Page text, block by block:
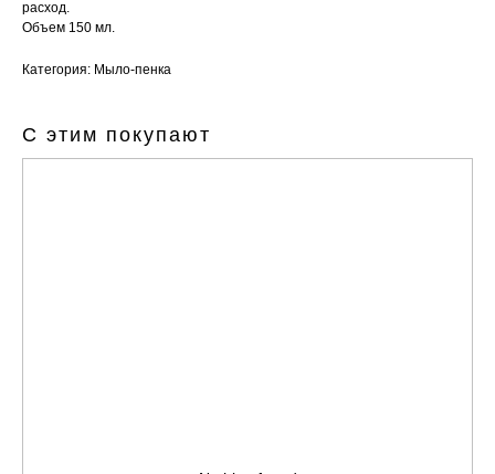
расход.
Объем 150 мл.
Категория: Мыло-пенка
С этим покупают